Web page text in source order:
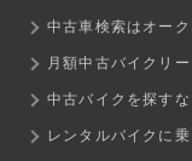
中古車検索はオー
月額中古バイクリ
中古バイクを探す
レンタルバイクに